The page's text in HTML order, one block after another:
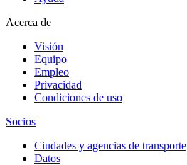
Acerca de
Visión
Equipo
Empleo
Privacidad
Condiciones de uso
Socios
Ciudades y agencias de transporte
Datos